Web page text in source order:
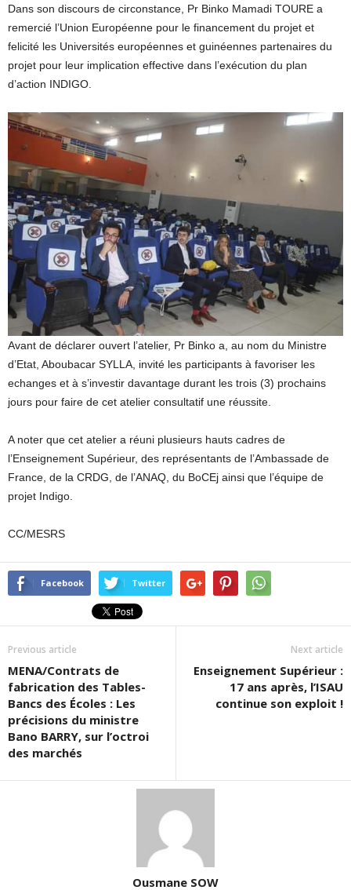
Dans son discours de circonstance, Pr Binko Mamadi TOURE a
remercié l’Union Européenne pour le financement du projet et
felicité les Universités européennes et guinéennes partenaires du
projet pour leur implication effective dans l’exécution du plan
d’action INDIGO.
Avant de déclarer ouvert l’atelier, Pr Binko a, au nom du Ministre
d’Etat, Aboubacar SYLLA, invité les participants à favoriser les
echanges et à s’investir davantage durant les trois (3) prochains
jours pour faire de cet atelier consultatif une réussite.
A noter que cet atelier a réuni plusieurs hauts cadres de
l’Enseignement Supérieur, des représentants de l’Ambassade de
France, de la CRDG, de l’ANAQ, du BoCEj ainsi que l’équipe de
projet Indigo.
CC/MESRS
Facebook Twitter
Previous article
MENA/Contrats de
fabrication des Tables-
Bancs des Écoles : Les
précisions du ministre
Bano BARRY, sur l’octroi
des marchés
Next article
Enseignement Supérieur :
17 ans après, l’ISAU
continue son exploit !
Ousmane SOW